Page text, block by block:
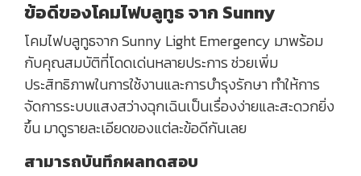
ข้อดีของโคมไฟบลูทูธ จาก Sunny
โคมไฟบลูทูธจาก Sunny Light Emergency มาพร้อม
กับคุณสมบัติที่โดดเด่นหลายประการ ช่วยเพิ่ม
ประสิทธิภาพในการใช้งานและการบำรุงรักษา ทำให้การ
จัดการระบบแสงสว่างฉุกเฉินเป็นเรื่องง่ายและสะดวกยิ่ง
ขึ้น มาดูรายละเอียดของแต่ละข้อดีกันเลย
สามารถบันทึกผลทดสอบ